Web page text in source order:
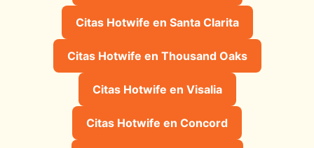
Citas Hotwife en Santa Clarita
Citas Hotwife en Thousand Oaks
Citas Hotwife en Visalia
Citas Hotwife en Concord